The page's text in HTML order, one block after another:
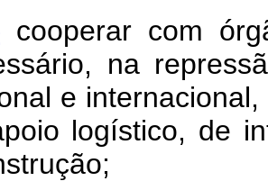
cooperar com
na
e
logístico, de